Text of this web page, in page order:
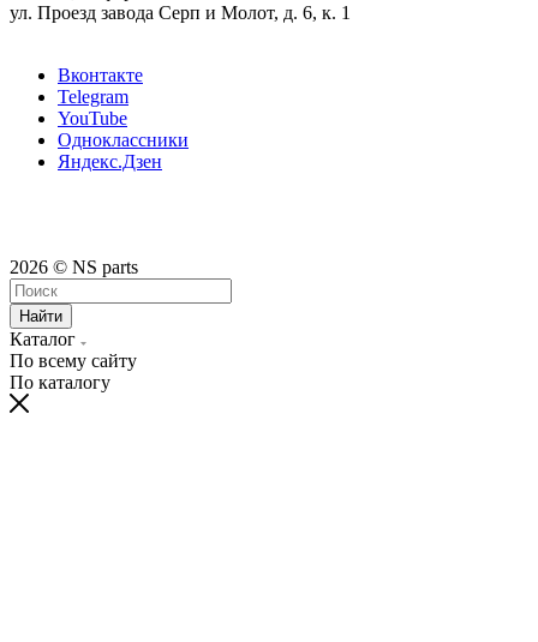
ул. Проезд завода Серп и Молот, д. 6, к. 1
Вконтакте
Telegram
YouTube
Одноклассники
Яндекс.Дзен
2026 © NS parts
Найти
Каталог
По всему сайту
По каталогу